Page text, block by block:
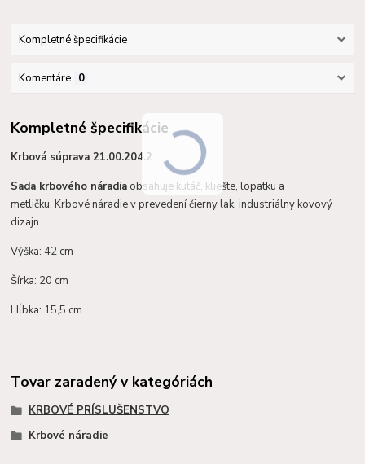
Kompletné špecifikácie
Komentáre 0
Kompletné špecifikácie
Krbová súprava 21.00.204.2
Sada krbového náradia obsahuje kutáč, kliešte, lopatku a
metličku. Krbové náradie v prevedení čierny lak, industriálny kovový
dizajn.
Výška: 42 cm
Šírka: 20 cm
Hĺbka: 15,5 cm
Tovar zaradený v kategóriách
KRBOVÉ PRÍSLUŠENSTVO
Krbové náradie